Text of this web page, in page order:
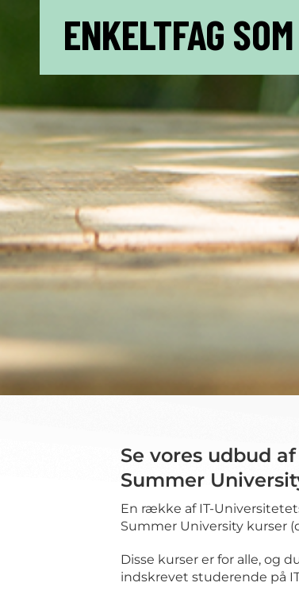
ENKELTFAG
Se vores udbud
Summer
En række af IT-
Summer University kurser
Disse kurser er for alle, og
indskrevet studerende på